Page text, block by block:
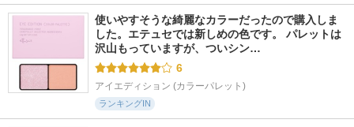
使いやすそうな綺麗なカラーだったので購入しま
した。エテュセでは新しめの色です。 パレットは
沢山もっていますが、ついシン…
6
アイエディション (カラーパレット)
ランキングIN